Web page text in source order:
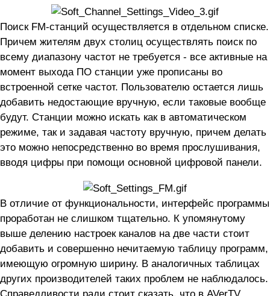
Поиск FM-станций осуществляется в отдельном списке.
Причем жителям двух столиц осуществлять поиск по
всему диапазону частот не требуется - все активные на
момент выхода ПО станции уже прописаны во
встроенной сетке частот. Пользователю остается лишь
добавить недостающие вручную, если таковые вообще
будут. Станции можно искать как в автоматическом
режиме, так и задавая частоту вручную, причем делать
это можно непосредственно во время прослушивания,
вводя цифры при помощи основной цифровой панели.
В отличие от функциональности, интерфейс программы
проработан не слишком тщательно. К упомянутому
выше делению настроек каналов на две части стоит
добавить и совершенно нечитаемую таблицу программ,
имеющую огромную ширину. В аналогичных таблицах
других производителей таких проблем не наблюдалось.
Справедливости ради стоит сказать, что в AVerTV